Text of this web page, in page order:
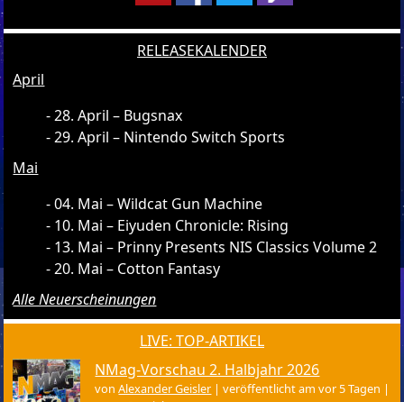
RELEASEKALENDER
April
28. April – Bugsnax
29. April – Nintendo Switch Sports
Mai
04. Mai – Wildcat Gun Machine
10. Mai – Eiyuden Chronicle: Rising
13. Mai – Prinny Presents NIS Classics Volume 2
20. Mai – Cotton Fantasy
Alle Neuerscheinungen
LIVE: TOP-ARTIKEL
NMag-Vorschau 2. Halbjahr 2026
vonAlexander Geisler |veröffentlicht am vor 5 Tagen |